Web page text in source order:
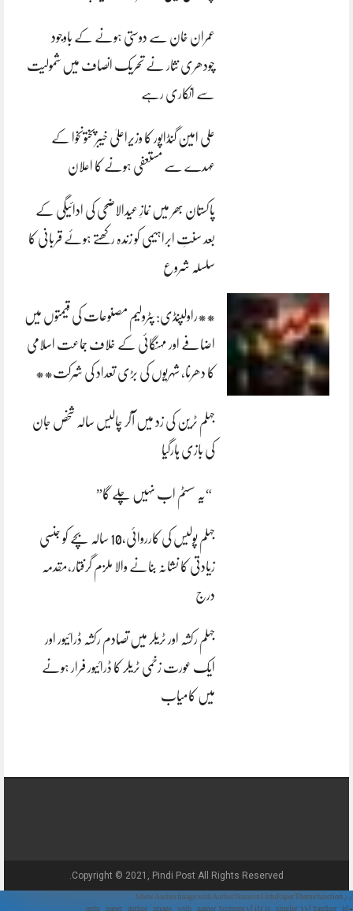
عمران خان سے دوستی ہونے کے باوجود
چودھری نثار نے تحریک انصاف میں شمولیت
سے انکاری رہے
علی امین گنڈاپور کا وزیراعلیٰ خیبرپختونخوا کے
عہدے سے مستعفی ہونے کا اعلان
پاکستان بھر میں نمازِ عیدالاضحی کی ادائیگی کے
بعد سنتِ ابراہیمی کو زندہ رکھتے ہوئے قربانی کا
سلسلہ شروع
**راولپنڈی: پٹرولیم مصنوعات کی قیمتوں میں
اضافے اور مہنگائی کے خلاف جماعت اسلامی
کا دھرنا، شہریوں کی بڑی تعداد کی شرکت**
جہلم ٹرین کی زد میں آکر چالیس سالہ شخص جان
کی بازی ہارگیا
“یہ سسٹم اب نہیں چلے گا”
جہلم پولیس کی کارروائی،10 سالہ بچے کو جنسی
زیادتی کا نشانہ بنانے والا ملزم گرفتار،مقدمہ
درج
جہلم رکشہ اور ٹریلر میں تصادم رکشہ ڈرائیور اور
ایک عورت زخمی ٹریلر کا ڈرائیور فرار ہونے
میں کامیاب
Copyright © 2021, Pindi Post All Rights Reserved.
// Show Author Image with Author Name in UrduPaper Theme function
urdu_paper_author_image_with_name($content) { if (is_single()) { $author_id =